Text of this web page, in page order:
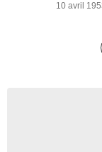
10 avril